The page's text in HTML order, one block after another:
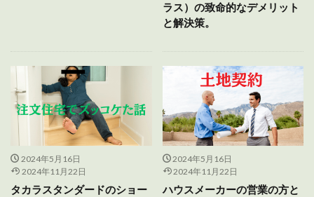
ラス）の致命的なデメリット
と解決策。
2024年5月16日
2024年11月22日
タカラスタンダードのショー
2024年5月16日
2024年11月22日
ハウスメーカーの営業の方と